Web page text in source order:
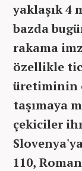
yaklaşık 4
bazda
rakama
özellikle
üretiminin
taşımaya
çekiciler
110,